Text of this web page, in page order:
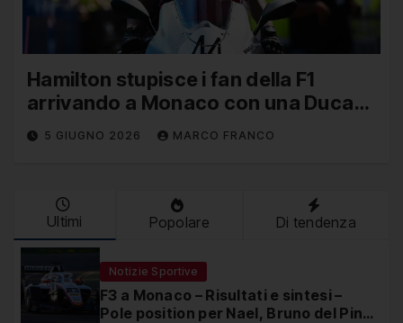
Hamilton stupisce i fan della F1
arrivando a Monaco con una Ducati
in edizione limitata
5 GIUGNO 2026 MARCO FRANCO
Ultimi Popolare Di tendenza
Notizie Sportive
F3 a Monaco – Risultati e sintesi –
Pole position per Nael, Bruno del Pino